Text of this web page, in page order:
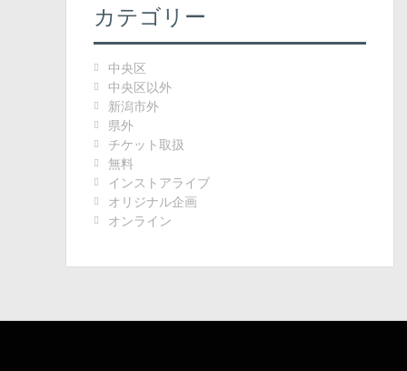
カテゴリー
中央区
中央区以外
新潟市外
県外
チケット取扱
無料
インストアライブ
オリジナル企画
オンライン